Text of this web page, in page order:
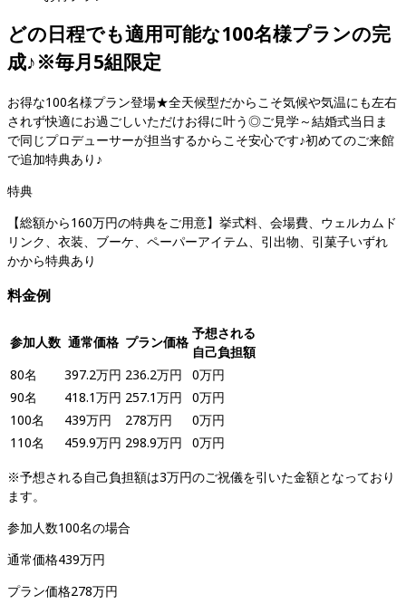
どの日程でも適用可能な100名様プランの完
成♪※毎月5組限定
お得な100名様プラン登場★全天候型だからこそ気候や気温にも左右
されず快適にお過ごしいただけお得に叶う◎ご見学～結婚式当日ま
で同じプロデューサーが担当するからこそ安心です♪初めてのご来館
で追加特典あり♪
特典
【総額から160万円の特典をご用意】挙式料、会場費、ウェルカムド
リンク、衣装、ブーケ、ペーパーアイテム、引出物、引菓子いずれ
かから特典あり
料金例
参加人数 通常価格 プラン価格
予想される
自己負担額
80名 397.2万円 236.2万円 0万円
90名 418.1万円 257.1万円 0万円
100名 439万円 278万円 0万円
110名 459.9万円 298.9万円 0万円
※予想される自己負担額は3万円のご祝儀を引いた金額となっており
ます。
参加人数100名の場合
通常価格439万円
プラン価格278万円